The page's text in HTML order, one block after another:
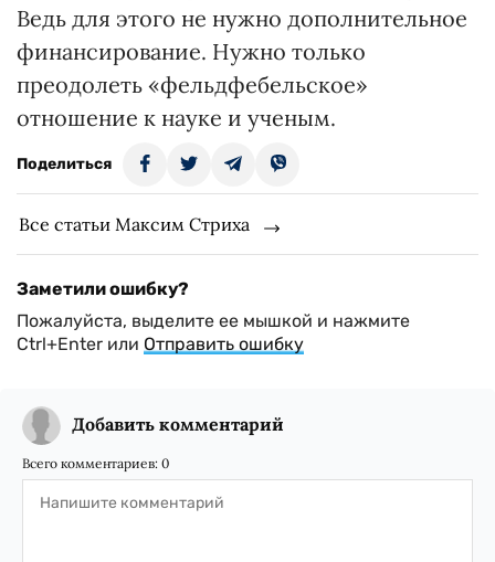
Ведь для этого не нужно дополнительное
финансирование. Нужно только
преодолеть «фельдфебельское»
отношение к науке и ученым.
Поделиться
Все статьи Максим Стриха
Заметили ошибку?
Пожалуйста, выделите ее мышкой и нажмите
Ctrl+Enter или Отправить ошибку
Добавить комментарий
Всего комментариев: 0